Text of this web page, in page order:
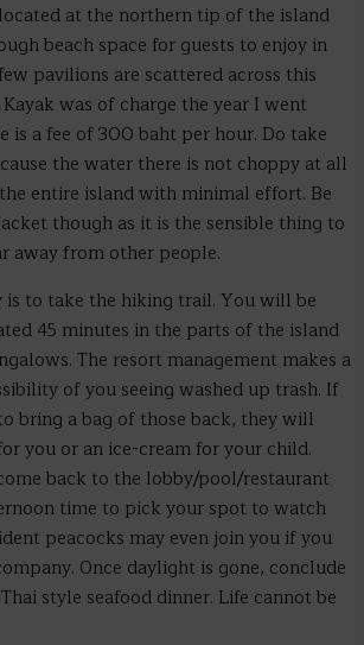
at the northern tip of the island
beach space for guests to enjoy in
pavilions are scattered across this
was of charge the year I went
is a fee of 300 baht per hour. Do take
the water there is not choppy at all
entire island with minimal effort. Be
though as it is the sensible thing to
away from other people.
to take the hiking trail. You will be
45 minutes in the parts of the island
The resort management makes a
of you seeing washed up trash. If
bring a bag of those back, they will
you or an ice-cream for your child.
back to the lobby/pool/restaurant
time to pick your spot to watch
peacocks may even join you if you
Once daylight is gone, conclude
style seafood dinner. Life cannot be